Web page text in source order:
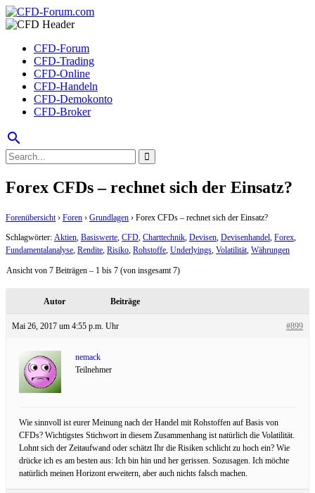
CFD-Forum
CFD-Trading
CFD-Online
CFD-Handeln
CFD-Demokonto
CFD-Broker
search
Forex CFDs – rechnet sich der Einsatz?
Forenübersicht › Foren › Grundlagen › Forex CFDs – rechnet sich der Einsatz?
Schlagwörter: Aktien, Basiswerte, CFD, Charttechnik, Devisen, Devisenhandel, Forex,
Fundamentalanalyse, Rendite, Risiko, Rohstoffe, Underlyings, Volatilität, Währungen
Ansicht von 7 Beiträgen – 1 bis 7 (von insgesamt 7)
Autor Beiträge
Mai 26, 2017 um 4:55 p.m. Uhr #899
nemack
Teilnehmer
Wie sinnvoll ist eurer Meinung nach der Handel mit Rohstoffen auf Basis von
CFDs? Wichtigstes Stichwort in diesem Zusammenhang ist natürlich die Volatilität.
Lohnt sich der Zeitaufwand oder schätzt Ihr die Risiken schlicht zu hoch ein? Wie
drücke ich es am besten aus: Ich bin hin und her gerissen. Sozusagen. Ich möchte
natürlich meinen Horizont erweitern, aber auch nichts falsch machen.